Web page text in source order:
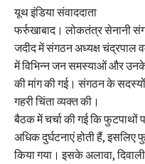
यूथ इंडिया संवाददाता
फर्रुखाबाद। लोकतंत्र सेनानी
जदीद में संगठन अध्यक्ष चंद्रपाल
में विभिन्न जन समस्याओं और
की मांग की गई। संगठन के
गहरी चिंता व्यक्त की।
बैठक में चर्चा की गई कि
अधिक दुर्घटनाएं होती हैं,
किया गया। इसके अलावा,